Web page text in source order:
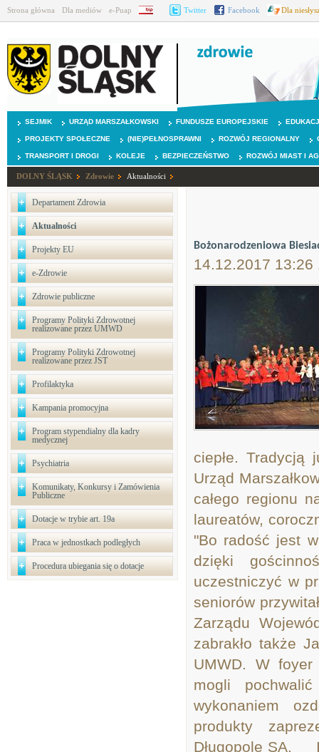
Strona główna Dla mediów e-Puap BIP Twitter Facebook Dla
SEJMIK URZĄD MARSZAŁKOWSKI FUNDUSZE EUROPEJSKIE
PROJEKTY SPOŁECZNE (NIE)PEŁNOSPRAWNI ROZWÓJ REGIONALNY
TRANSPORT I DROGI KOLEJE BEZPIECZEŃSTWO ROZWÓJ MIAST I
DOLNY ŚLĄSK Zdrowie Aktualności
Departament Zdrowia
Aktualności
Projekty EU
e-Zdrowie
Zdrowie publiczne
Programy Polityki Zdrowotnej
realizowane przez UMWD
Programy Polityki Zdrowotnej
realizowane przez JST
Profilaktyka
Kampania promocyjna
Program stypendialny dla kadry
medycznej
Psychiatria
Komunikaty, Konkursy i Zamówienia
Publiczne
Dotacje w trybie art. 19a
Praca w jednostkach podległych
Procedura ubiegania się o dotacje
Bożonarodzeniowa
14.12.2017 13:26
ciepłe. Tradycją
Urząd
całego regionu
laureatów,
"Bo radość jest
dzięki
uczestniczyć w
seniorów
Zarządu
zabrakło także
UMWD. W
mogli
wykonaniem
produkty
Długopole SA.